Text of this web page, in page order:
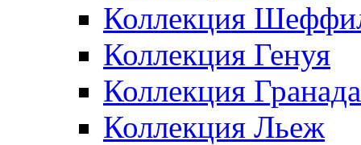
Коллекция
Коллекция Генуя
Коллекция Гранада
Коллекция Льеж